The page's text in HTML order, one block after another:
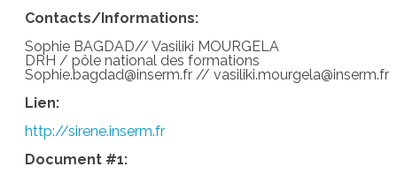
Contacts/Informations:
Sophie BAGDAD// Vasiliki MOURGELA
DRH / pôle national des formations
Sophie.bagdad@inserm.fr // vasiliki.mourgela@inserm.fr
Lien:
http://sirene.inserm.fr
Document #1: